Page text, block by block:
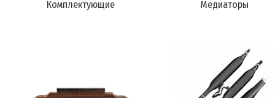
Комплектующие Медиаторы